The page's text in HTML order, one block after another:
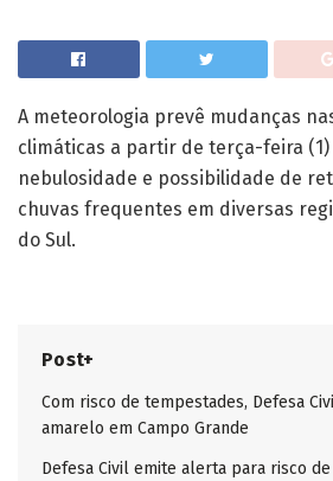
A meteorologia prevê mudanças
climáticas a partir de terça-feira
nebulosidade e possibilidade de
chuvas frequentes em diversas
do Sul.
Post+
Com risco de tempestades, Defesa
amarelo em Campo Grande
Defesa Civil emite alerta para risco